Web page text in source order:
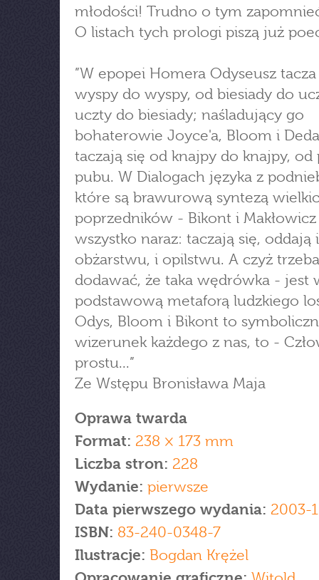
młodości! Trudno o tym
O listach tych prologi piszą już
”W epopei Homera Odyseusz
wyspy do wyspy, od biesiady do
uczty do biesiady; naśladujący go
bohaterowie Joyce'a, Bloom i
taczają się od knajpy do knajpy, od
pubu. W Dialogach języka z
które są brawurową syntezą
poprzedników - Bikont i
wszystko naraz: taczają się, oddają i
obżarstwu, i opilstwu. A czyż trzeba
dodawać, że taka wędrówka - jest
podstawową metaforą ludzkiego
Odys, Bloom i Bikont to
wizerunek każdego z nas, to -
prostu...”
Ze Wstępu Bronisława Maja
Oprawa twarda
Format: 238 × 173 mm
Liczba stron: 228
Wydanie: pierwsze
Data pierwszego wydania: 2003-
ISBN: 83-240-0348-7
Ilustracje: Bogdan Krężel